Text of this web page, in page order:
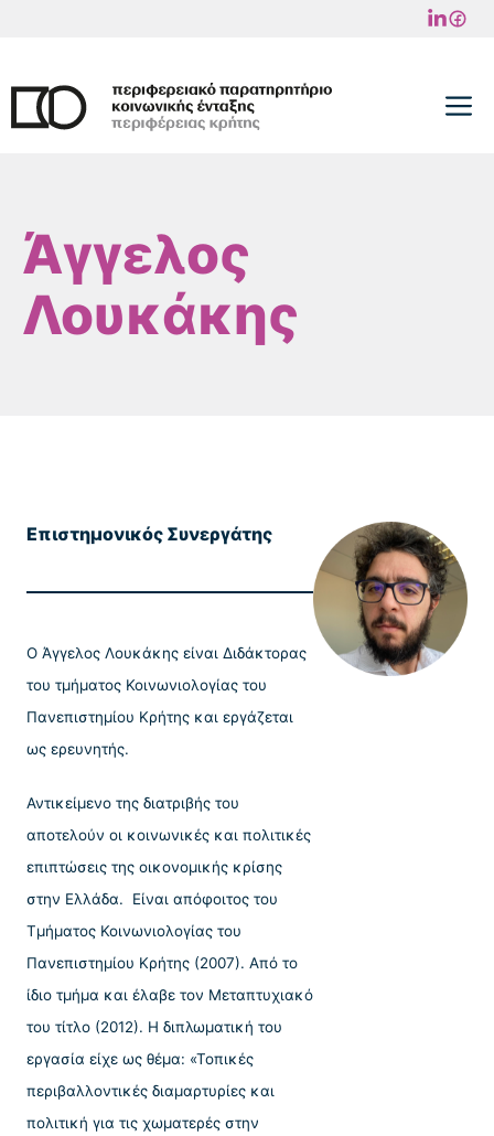
περιεχόμενο
Άγγελος
Λουκάκης
Επιστημονικός Συνεργάτης
Ο Άγγελος Λουκάκης είναι Διδάκτορας
του τμήματος Κοινωνιολογίας του
Πανεπιστημίου Κρήτης και εργάζεται
ως ερευνητής.
Αντικείμενο της διατριβής του
αποτελούν οι κοινωνικές και πολιτικές
επιπτώσεις της οικονομικής κρίσης
στην Ελλάδα. Είναι απόφοιτος του
Τμήματος Κοινωνιολογίας του
Πανεπιστημίου Κρήτης (2007). Από το
ίδιο τμήμα και έλαβε τον Μεταπτυχιακό
του τίτλο (2012). Η διπλωματική του
εργασία είχε ως θέμα: «Τοπικές
περιβαλλοντικές διαμαρτυρίες και
πολιτική για τις χωματερές στην